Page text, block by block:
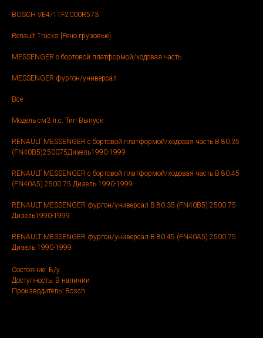
BOSCH VE4/11F2000R573
Renault Trucks [Рено грузовые]
MESSENGER c бортовой платформой/ходовая часть
MESSENGER фургон/универсал
Все
Модель см3 л.с. Тип Выпуск
RENAULT MESSENGER c бортовой платформой/ходовая часть B 80.35
(FN40B5)250075Дизель1990-1999
RENAULT MESSENGER c бортовой платформой/ходовая часть B 80.45
(FN40A5) 2500 75 Дизель 1990-1999
RENAULT MESSENGER фургон/универсал B 80.35 (FN40B5) 2500 75
Дизель1990-1999
RENAULT MESSENGER фургон/универсал B 80.45 (FN40A5) 2500 75
Дизель 1990-1999
Состояние: Б/у
Доступность: В наличии
Производитель: Bosch